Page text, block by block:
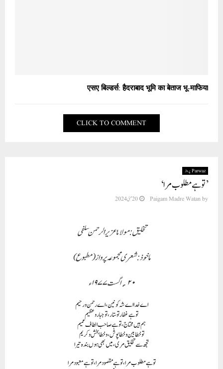
एसए बिल्डर्स: हैदराबाद भूमि का बेताज भू-माफिया
CLICK TO COMMENT
Parwaz پرواز
’توہے مطلوب مرا‘
by
Paigam Madre Watan 20 مئی 2024
تخلیق: مولانا عزیز الرحمن سلفی
ماخوذ: شعری مجموعہ پرواز (مطبوع)
۲۰؍اگست ۱۹۷۷ء
اے خدا اے شہ کونین، اے رحمن و رحیم
تو ہے غفار تو ستار، تو جبار و عظیم
ہم ہیں محتاج، تو ہے صاحب الطاف عمیم
توخطا بین وخطا پوش، وخطا بخش و کریم
تجھ سے تخلیق مری، میں بھی ہوں بندہ تیرا
توہے مطلو ب مرا، تو ہے مقصود مرا، تو ہے معبود مرا